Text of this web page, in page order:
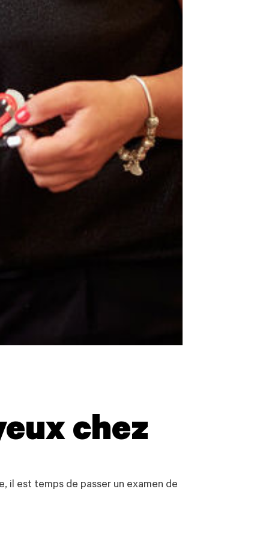
chez
il est temps de passer un examen de